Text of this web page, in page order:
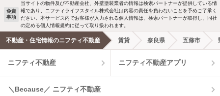
洗濯機置場あり 独立洗面台
エアコンあり 都市ガス
温水洗浄便座 オートロック
コンロ2口以上
新着メール通知を受け取る
免責
事項
当サイトの物件及び不動産会社、外壁塗装業者の情報は検索パートナーが提供している情
報であり、ニフティライフスタイル株式会社は内容の責任を負わないことを予めご了承く
ださい。本サービス内でお客様が入力される個人情報は、検索パートナーが取得し、同社
の定める個人情報規約に従って取り扱われます。
不動産・住宅情報のニフティ不動産 賃貸 奈良県 五條市
ニフティ不動産 ニフティ不動産アプリ
＼Because／ ニフティ不動産